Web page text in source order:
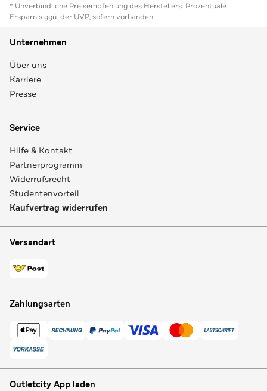
* Unverbindliche Preisempfehlung des Herstellers. Prozentuale
Ersparnis ggü. der UVP, sofern vorhanden
Unternehmen
Über uns
Karriere
Presse
Service
Hilfe & Kontakt
Partnerprogramm
Widerrufsrecht
Studentenvorteil
Kaufvertrag widerrufen
Versandart
Zahlungsarten
Outletcity App laden